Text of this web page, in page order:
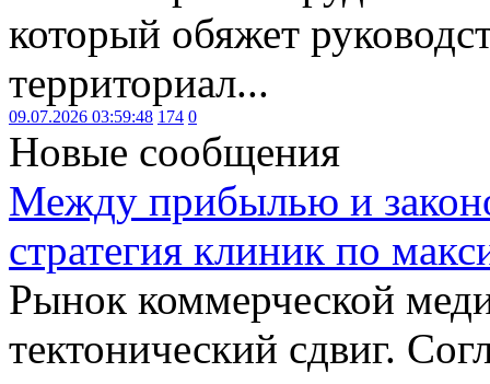
который обяжет
территориал...
09.07.2026 03:59:48 174 0
Новые сообщения
Между прибылью и
стратегия клиник по
Рынок коммерческой
тектонический сдвиг.